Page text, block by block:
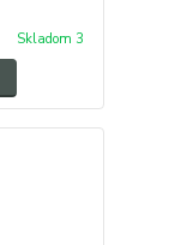
Skladom 3